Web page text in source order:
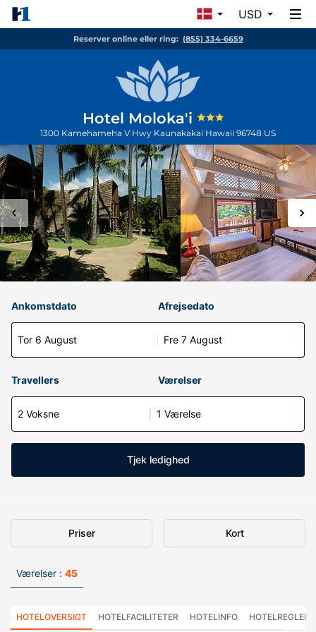
USD
Reserver online eller ring: (855) 334-6659
Hotel Moloka'i
1300 Kamehameha V Hwy Kaunakakai Hawaii 96748 US
Ankomstdato
Tor 6 August
Afrejsedato
Fre 7 August
Travellers Værelser
2 Voksne 1 Værelse
Tjek ledighed
Priser Kort
Værelser : 45
HOTELOVERSIGT HOTELFACILITETER HOTELINFO HOTELREGLER